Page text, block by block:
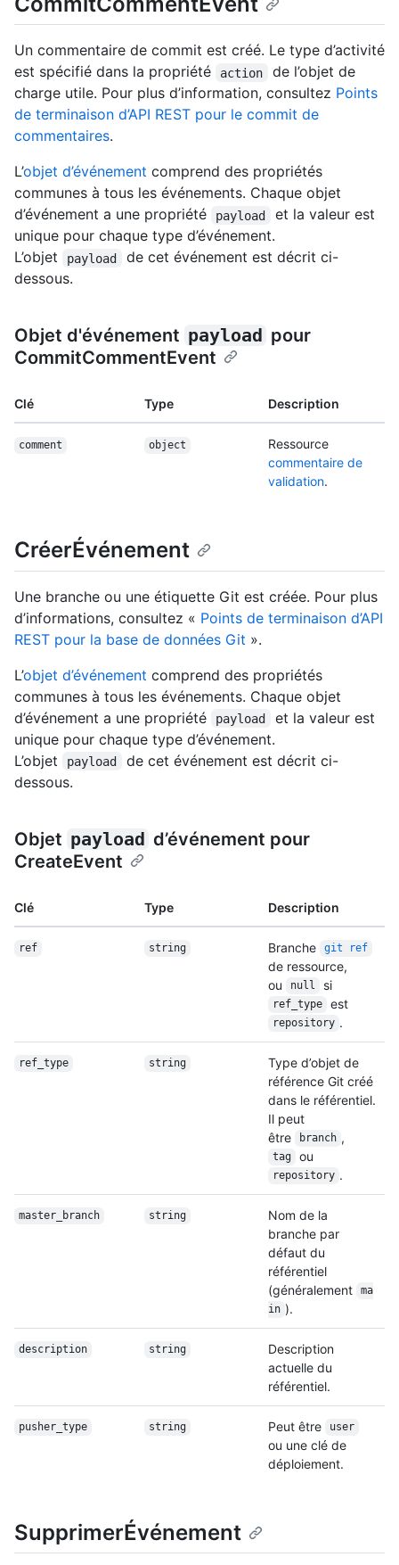
Un commentaire de commit est créé. Le type d’activité
est spécifié dans la propriété
action
de l’objet de
charge utile. Pour plus d’information, consultez Points
de terminaison d’API REST pour le commit de
commentaires.
L’objet d’événement comprend des propriétés
communes à tous les événements. Chaque objet
d’événement a une propriété
payload
et la valeur est
unique pour chaque type d’événement.
L’objet
payload
de cet événement est décrit ci-
dessous.
Objet d'événement payload pour
CommitCommentEvent
Clé Type Description
comment object
Ressource
commentaire de
validation.
CréerÉvénement
Une branche ou une étiquette Git est créée. Pour plus
d’informations, consultez « Points de terminaison d’API
REST pour la base de données Git ».
L’objet d’événement comprend des propriétés
communes à tous les événements. Chaque objet
d’événement a une propriété
payload
et la valeur est
unique pour chaque type d’événement.
L’objet
payload
de cet événement est décrit ci-
dessous.
Objet payload d’événement pour
CreateEvent
Clé Type Description
ref string Branche git ref
de ressource,
ou
null si
ref_type est
repository .
ref_type string
Type d’objet de
référence Git créé
dans le référentiel.
Il peut
être
branch ,
tag ou
repository .
master_branch string
Nom de la
branche par
défaut du
référentiel
(généralement
ma
in ).
description string
Description
actuelle du
référentiel.
pusher_type string Peut être user
ou une clé de
déploiement.
SupprimerÉvénement